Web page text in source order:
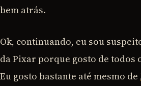
bem atrás.
Ok, continuando, eu sou
da Pixar porque gosto de todos
Eu gosto bastante até mesmo de